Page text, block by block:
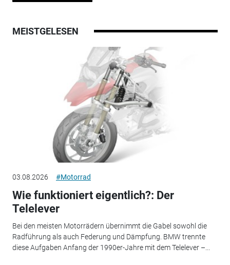
MEISTGELESEN
03.08.2026 #Motorrad
Wie funktioniert eigentlich?: Der
Telelever
Bei den meisten Motorrädern übernimmt die Gabel sowohl die
Radführung als auch Federung und Dämpfung. BMW trennte
diese Aufgaben Anfang der 1990er-Jahre mit dem Telelever –...